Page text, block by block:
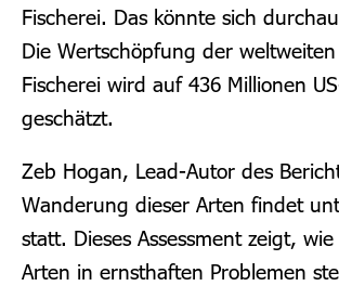
Fischerei. Das könnte sich
Die Wertschöpfung der
Fischerei wird auf 436 Millionen
geschätzt.
Zeb Hogan, Lead-Autor des
Wanderung dieser Arten findet
statt. Dieses Assessment zeigt,
Arten in ernsthaften Problemen